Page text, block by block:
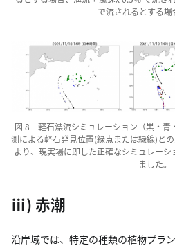
で流されるとする場
図 8 軽石漂流シミュレーション（黒・青
測による軽石発見位置(緑点または緑線)と
より、現実場に即した正確なシミュレー
ました。
ⅲ) 赤潮
沿岸域では、特定の種類の植物プラ